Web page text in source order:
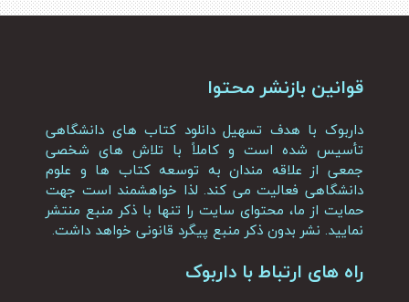
قوانین بازنشر محتوا
داربوک با هدف تسهیل دانلود کتاب های دانشگاهی
تأسیس شده است و کاملاً با تلاش های شخصی
جمعی از علاقه مندان به توسعه کتاب ها و علوم
دانشگاهی فعالیت می کند. لذا خواهشمند است جهت
حمایت از ما، محتوای سایت را تنها با ذکر منبع منتشر
نمایید. نشر بدون ذکر منبع پیگرد قانونی خواهد داشت.
راه های ارتباط با داربوک